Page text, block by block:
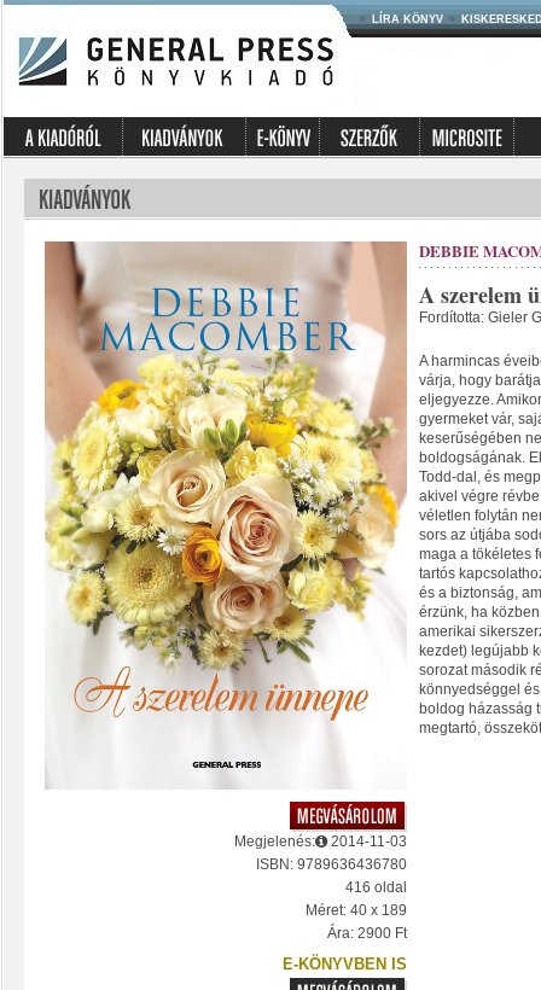
LÍRA KÖNYV
Megjelenés:
2014-11-03
ISBN: 9789636436780
416 oldal
Méret: 40 x 189
Ára: 2900 Ft
E-KÖNYVBEN IS
DEBBIE
A szerelem
Fordította: Gieler
A harmincas
várja, hogy
eljegyezze.
gyermeket vár,
keserűségében
boldogságának.
Todd-dal, és
akivel végre
véletlen folytán
sors az útjába
maga a tökéletes
tartós
és a biztonság,
érzünk, ha
amerikai
kezdet) legújabb
sorozat második
könnyedséggel
boldog házasság
megtartó,